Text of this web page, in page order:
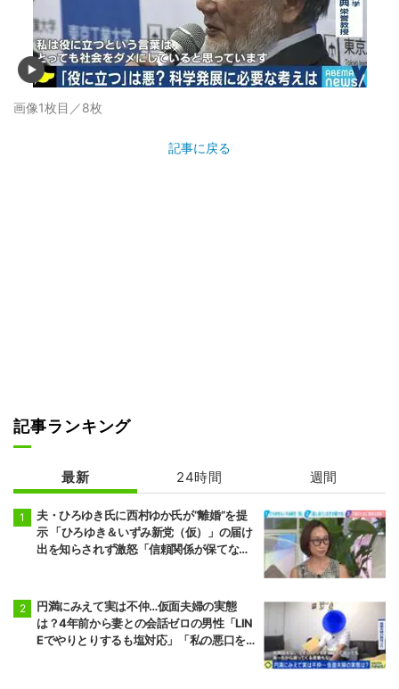
画像1枚目／8枚
記事に戻る
記事ランキング
最新 24時間 週間
夫・ひろゆき氏に西村ゆか氏が“離婚”を提
示 「ひろゆき＆いずみ新党（仮）」の届け
出を知らされず激怒「信頼関係が保てない
円満にみえて実は不仲…仮面夫婦の実態
は？4年前から妻との会話ゼロの男性「LIN
Eでやりとりするも塩対応」「私の悪口を